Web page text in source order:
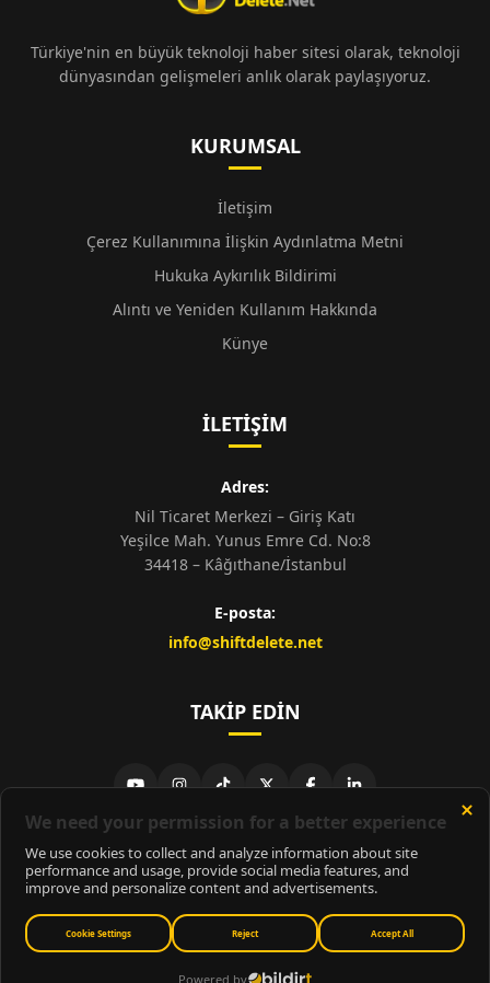
Türkiye'nin en büyük teknoloji haber sitesi olarak, teknoloji
dünyasından gelişmeleri anlık olarak paylaşıyoruz.
KURUMSAL
İletişim
Çerez Kullanımına İlişkin Aydınlatma Metni
Hukuka Aykırılık Bildirimi
Alıntı ve Yeniden Kullanım Hakkında
Künye
İLETIŞIM
Adres:
Nil Ticaret Merkezi – Giriş Katı
Yeşilce Mah. Yunus Emre Cd. No:8
34418 – Kâğıthane/İstanbul
E-posta:
info@shiftdelete.net
TAKIP EDIN
© 2026ShiftDelete.Net- Tüm hakları saklıdır.
ShiftDelete.Net, İnternet Medyası ve Bilişim Muhabirleri Derneği
üyesidir.